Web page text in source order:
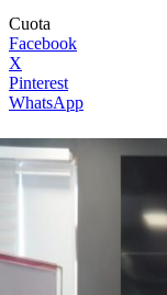
Cuota
Facebook
X
Pinterest
WhatsApp